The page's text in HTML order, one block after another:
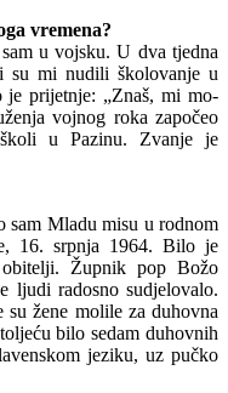
vremena?
u vojsku. U dva tjedna
su mi nudili školovanje u
je prijetnje: „Znaš, mi mo­
vojnog roka započeo
u Pazinu. Zva­nje je
sam Mladu misu u rodnom
16. srpnja 1964. Bilo je
Župnik pop Božo
ljudi rado­sno sudjelovalo.
žene molile za duhov­na
bilo sedam duhovnih
jeziku, uz pučko